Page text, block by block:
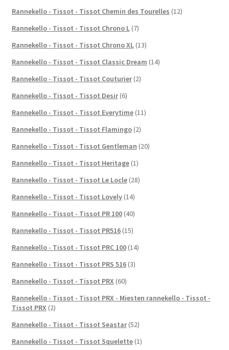
Rannekello - Tissot - Tissot Chemin des Tourelles (12)
Rannekello - Tissot - Tissot Chrono L (7)
Rannekello - Tissot - Tissot Chrono XL (13)
Rannekello - Tissot - Tissot Classic Dream (14)
Rannekello - Tissot - Tissot Couturier (2)
Rannekello - Tissot - Tissot Desir (6)
Rannekello - Tissot - Tissot Everytime (11)
Rannekello - Tissot - Tissot Flamingo (2)
Rannekello - Tissot - Tissot Gentleman (20)
Rannekello - Tissot - Tissot Heritage (1)
Rannekello - Tissot - Tissot Le Locle (28)
Rannekello - Tissot - Tissot Lovely (14)
Rannekello - Tissot - Tissot PR 100 (40)
Rannekello - Tissot - Tissot PR516 (15)
Rannekello - Tissot - Tissot PRC 100 (14)
Rannekello - Tissot - Tissot PRS 516 (3)
Rannekello - Tissot - Tissot PRX (60)
Rannekello - Tissot - Tissot PRX - Miesten rannekello - Tissot -
Tissot PRX (2)
Rannekello - Tissot - Tissot Seastar (52)
Rannekello - Tissot - Tissot Squelette (1)